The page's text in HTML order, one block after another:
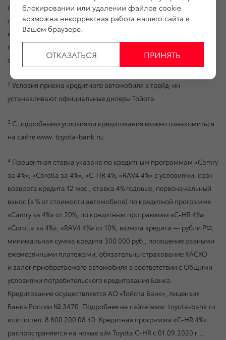
процентов, ежемесячный платеж и иные расходы, зависят
от выбранной потребителем кредитной программы и стоимости
нового автомобиля и могут увеличиться при смене. Условия
приема кредитного автомобиля в трейд-ин устанавливает
официальный дилерский центр.
2 Условия приема кредитного автомобиля в трейд-ин
устанавливают официальные дилеры Тойота.
3 С подробными условиями кредитования можно ознакомиться
на сайте www. toyota-bank.ru.
4 Процентная ставка указана по кредитным программам «Camry
за 4%»; «Corolla за 4%», «C-HR 4%, «RAV4 4%» с условиями: срок
возврата кредита 12 мес., ставка 4% годовых, первоначальный
взнос (в % от стоимости автомобиля) по кредитной программе
«Camry за 4%» от 20%, по кредитным программам «C-HR 4%»,
«Corolla за 4%», «RAV4 4%» от 10%, валюта кредита — рубли РФ,
минимальная сумма кредита 300 000 руб., погашение равными
ежемесячными платежами, обязательны страхование КАСКО
и залог приобретаемого автомобиля в соответствии с Общими
условиями потребительского кредитования Банка.
Кредитование осуществляется АО «Тойота Банк», лицензия
Банка России № 3470. Подробнее на сайте www. toyota-bank.ru
или по тел. 8 800 200 08 40. Кредитная программа «C-HR 4%»
распространяется на новые а/м Toyota C-HR с 01.09.2020 г.
блокировании или удалении файлов cookie
возможна некорректная работа нашего сайта в
Вашем браузере.
ОТКАЗАТЬСЯ ПРИНЯТЬ